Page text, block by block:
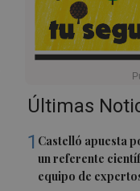
Últimas
1 Castelló apuesta
un referente
equipo de